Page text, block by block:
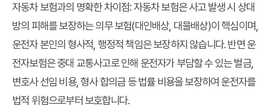
자동차 보험과의 명확한 차이점: 자동차 보험은 사고 발생 시 상대
방의 피해를 보장하는 의무 보험(대인배상, 대물배상)이 핵심이며,
운전자 본인의 형사적, 행정적 책임은 보장하지 않습니다. 반면 운
전자보험은 중대 교통사고로 인해 운전자가 부담할 수 있는 벌금,
변호사 선임 비용, 형사 합의금 등 법률 비용을 보장하여 운전자를
법적 위험으로부터 보호합니다.